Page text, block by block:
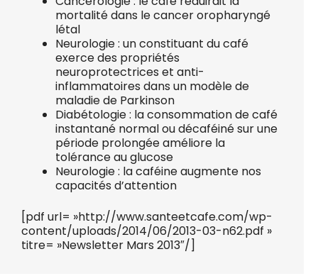
mortalité dans le cancer oropharyngé
létal
Neurologie : un constituant du café
exerce des propriétés
neuroprotectrices et anti-
inflammatoires dans un modèle de
maladie de Parkinson
Diabétologie : la consommation de café
instantané normal ou décaféiné sur une
période prolongée améliore la
tolérance au glucose
Neurologie : la caféine augmente nos
capacités d’attention
[pdf url= »http://www.santeetcafe.com/wp-
content/uploads/2014/06/2013-03-n62.pdf »
titre= »Newsletter Mars 2013″/]